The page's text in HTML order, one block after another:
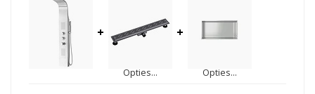
+
Opties...
+
Opties...